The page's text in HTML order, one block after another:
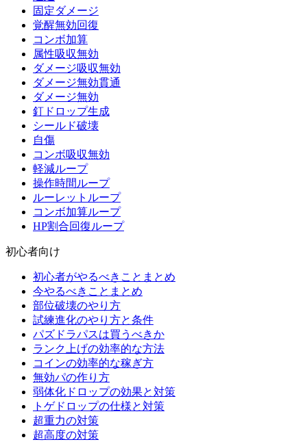
固定ダメージ
覚醒無効回復
コンボ加算
属性吸収無効
ダメージ吸収無効
ダメージ無効貫通
ダメージ無効
釘ドロップ生成
シールド破壊
自傷
コンボ吸収無効
軽減ループ
操作時間ループ
ルーレットループ
コンボ加算ループ
HP割合回復ループ
初心者向け
初心者がやるべきことまとめ
今やるべきことまとめ
部位破壊のやり方
試練進化のやり方と条件
パズドラパスは買うべきか
ランク上げの効率的な方法
コインの効率的な稼ぎ方
無効パの作り方
弱体化ドロップの効果と対策
トゲドロップの仕様と対策
超重力の対策
超高度の対策